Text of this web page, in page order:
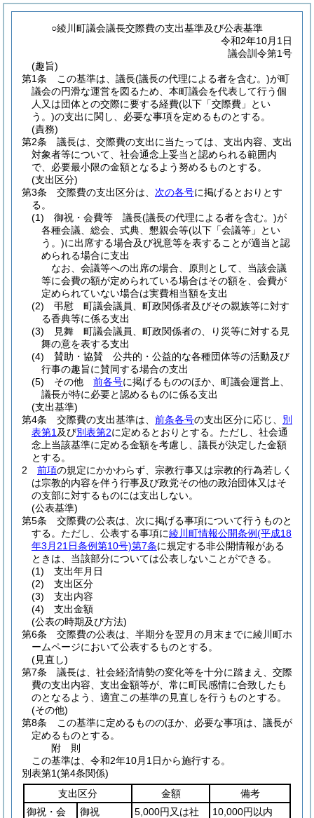
○綾川町議会議長交際費の支出基準及び公表基準
令和2年10月1日
議会訓令第1号
(趣旨)
第1条
この基準は、議長(議長の代理による者を含む。)が町
議会の円滑な運営を図るため、本町議会を代表して行う個
人又は団体との交際に要する経費(以下「交際費」とい
う。)の支出に関し、必要な事項を定めるものとする。
(責務)
第2条
議長は、交際費の支出に当たっては、支出内容、支出
対象者等について、社会通念上妥当と認められる範囲内
で、必要最小限の金額となるよう努めるものとする。
(支出区分)
第3条
交際費の支出区分は、 次の各号に掲げるとおりとす
る。
(1)
御祝・会費等 議長(議長の代理による者を含む。)が
各種会議、総会、式典、懇親会等(以下「会議等」とい
う。)に出席する場合及び祝意等を表することが適当と認
められる場合に支出
なお、会議等への出席の場合、原則として、当該会議
等に会費の額が定められている場合はその額を、会費が
定められていない場合は実費相当額を支出
(2)
弔慰 町議会議員、町政関係者及びその親族等に対す
る香典等に係る支出
(3)
見舞 町議会議員、町政関係者の、り災等に対する見
舞の意を表する支出
(4)
賛助・協賛 公共的・公益的な各種団体等の活動及び
行事の趣旨に賛同する場合の支出
(5)
その他 前各号に掲げるもののほか、町議会運営上、
議長が特に必要と認めるものに係る支出
(支出基準)
第4条
交際費の支出基準は、 前条各号の支出区分に応じ、 別
表第1 及び別表第2に定めるとおりとする。 ただし、社会通
念上当該基準に定める金額を考慮し、議長が決定した金額
とする。
2
前項の規定にかかわらず、宗教行事又は宗教的行為若しく
は宗教的内容を伴う行事及び政党その他の政治団体又はそ
の支部に対するものには支出しない。
(公表基準)
第5条
交際費の公表は、次に掲げる事項について行うものと
する。 ただし、公表する事項に綾川町情報公開条例(平成18
年3月21日条例第10号)第7条に規定する非公開情報がある
ときは、当該部分については公表しないことができる。
(1)
支出年月日
(2)
支出区分
(3)
支出内容
(4)
支出金額
(公表の時期及び方法)
第6条
交際費の公表は、半期分を翌月の月末までに綾川町ホ
ームページにおいて公表するものとする。
(見直し)
第7条
議長は、社会経済情勢の変化等を十分に踏まえ、交際
費の支出内容、支出金額等が、常に町民感情に合致したも
のとなるよう、適宜この基準の見直しを行うものとする。
(その他)
第8条
この基準に定めるもののほか、必要な事項は、議長が
定めるものとする。
附 則
この基準は、令和2年10月1日から施行する。
別表第1(第4条関係)
支出区分
金額
備考
御祝・会
御祝
5,000円又は社
10,000円以内